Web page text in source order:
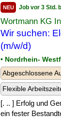
NEU Job vor 3 Std.
Wortmann KG
Wir suchen:
(m/w/d)
• Nordrhein-
Abgeschlossene
Flexible
[. .. ] Erfolg und
ein fester